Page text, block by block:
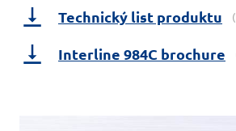
Technický list produktu
Interline 984C brochure